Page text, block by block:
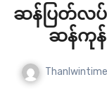
ဆန်ပြတ်လ
ဆန်ကုန်